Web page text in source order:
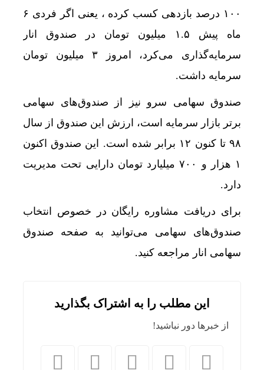
۱۰۰ درصد بازدهی کسب کرده ، یعنی اگر فردی ۶
ماه پیش ۱.۵ میلیون تومان در صندوق انار
سرمایه‌گذاری می‌کرد، امروز ۳ میلیون تومان
سرمایه داشت.
صندوق سهامی سرو نیز از صندوق‌های سهامی
برتر بازار سرمایه است، ارزش این صندوق از سال
۹۸ تا کنون ۱۲ برابر شده است. این صندوق اکنون
۱ هزار و ۷۰۰ میلیارد تومان دارایی تحت مدیریت
دارد.
برای دریافت مشاوره رایگان در خصوص انتخاب
صندوق‌های سهامی می‌توانید به صفحه صندوق
سهامی انار مراجعه کنید.
این مطلب را به اشتراک بگذارید
از خبرها دور نباشید!